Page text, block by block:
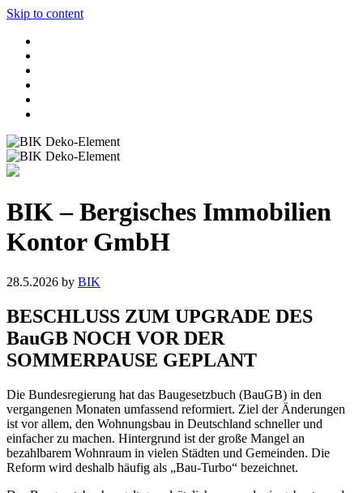
Skip to content
BIK – Bergisches Immobilien
Kontor GmbH
28.5.2026 by BIK
BESCHLUSS ZUM UPGRADE DES
BauGB NOCH VOR DER
SOMMERPAUSE GEPLANT
Die Bundesregierung hat das Baugesetzbuch (BauGB) in den
vergangenen Monaten umfassend reformiert. Ziel der Änderungen
ist vor allem, den Wohnungsbau in Deutschland schneller und
einfacher zu machen. Hintergrund ist der große Mangel an
bezahlbarem Wohnraum in vielen Städten und Gemeinden. Die
Reform wird deshalb häufig als „Bau-Turbo“ bezeichnet.